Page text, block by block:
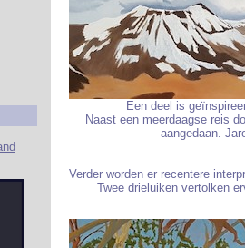
Een deel is
Naast een meerdaagse reis
aangedaan.
Verder worden er recentere
Twee drieluiken vertolken